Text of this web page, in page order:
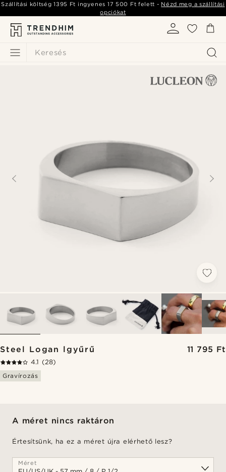
Keresés
Szállítási költség1395 Ft ingyenes 17 500 Ft felett - Nézd meg a szállítási
opciókat
Steel Logan lgyűrű 11 795 Ft
4.1 (28)
Gravírozás
A méret nincs raktáron
Értesítsünk, ha ez a méret újra elérhető lesz?
Méret